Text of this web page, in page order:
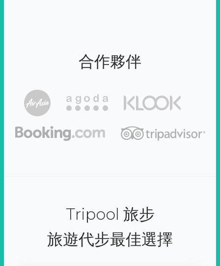
合作夥伴
Tripool 旅步
旅遊代步最佳選擇